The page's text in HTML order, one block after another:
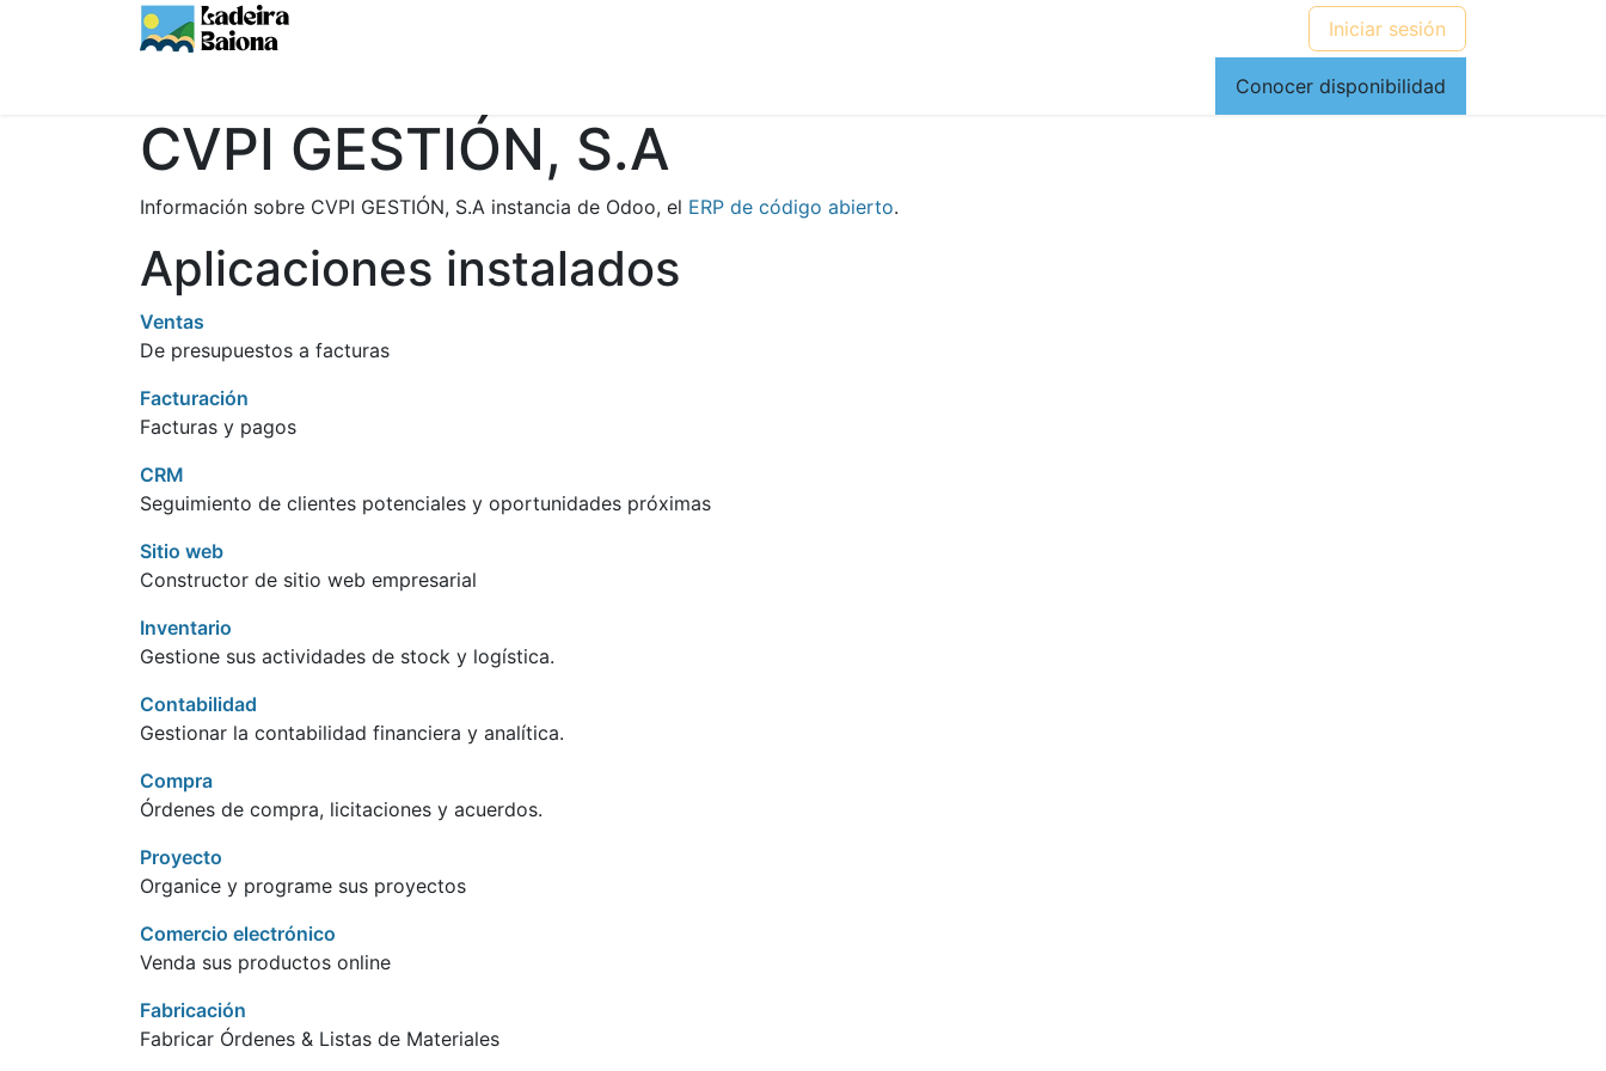
Iniciar sesión
Conocer disponibilidad
CVPI GESTIÓN, S.A
Información sobre CVPI GESTIÓN, S.A instancia de Odoo, el ERP de código abierto.
Aplicaciones instalados
Ventas
De presupuestos a facturas
Facturación
Facturas y pagos
CRM
Seguimiento de clientes potenciales y oportunidades próximas
Sitio web
Constructor de sitio web empresarial
Inventario
Gestione sus actividades de stock y logística.
Contabilidad
Gestionar la contabilidad financiera y analítica.
Compra
Órdenes de compra, licitaciones y acuerdos.
Proyecto
Organice y programe sus proyectos
Comercio electrónico
Venda sus productos online
Fabricación
Fabricar Órdenes & Listas de Materiales